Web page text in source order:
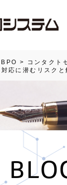
BPO > コンタクト
応に潜むリスクと